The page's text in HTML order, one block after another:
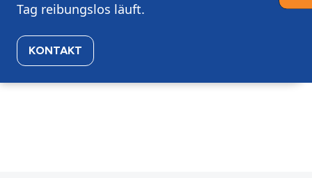
Tag reibungslos läuft.
KONTAKT